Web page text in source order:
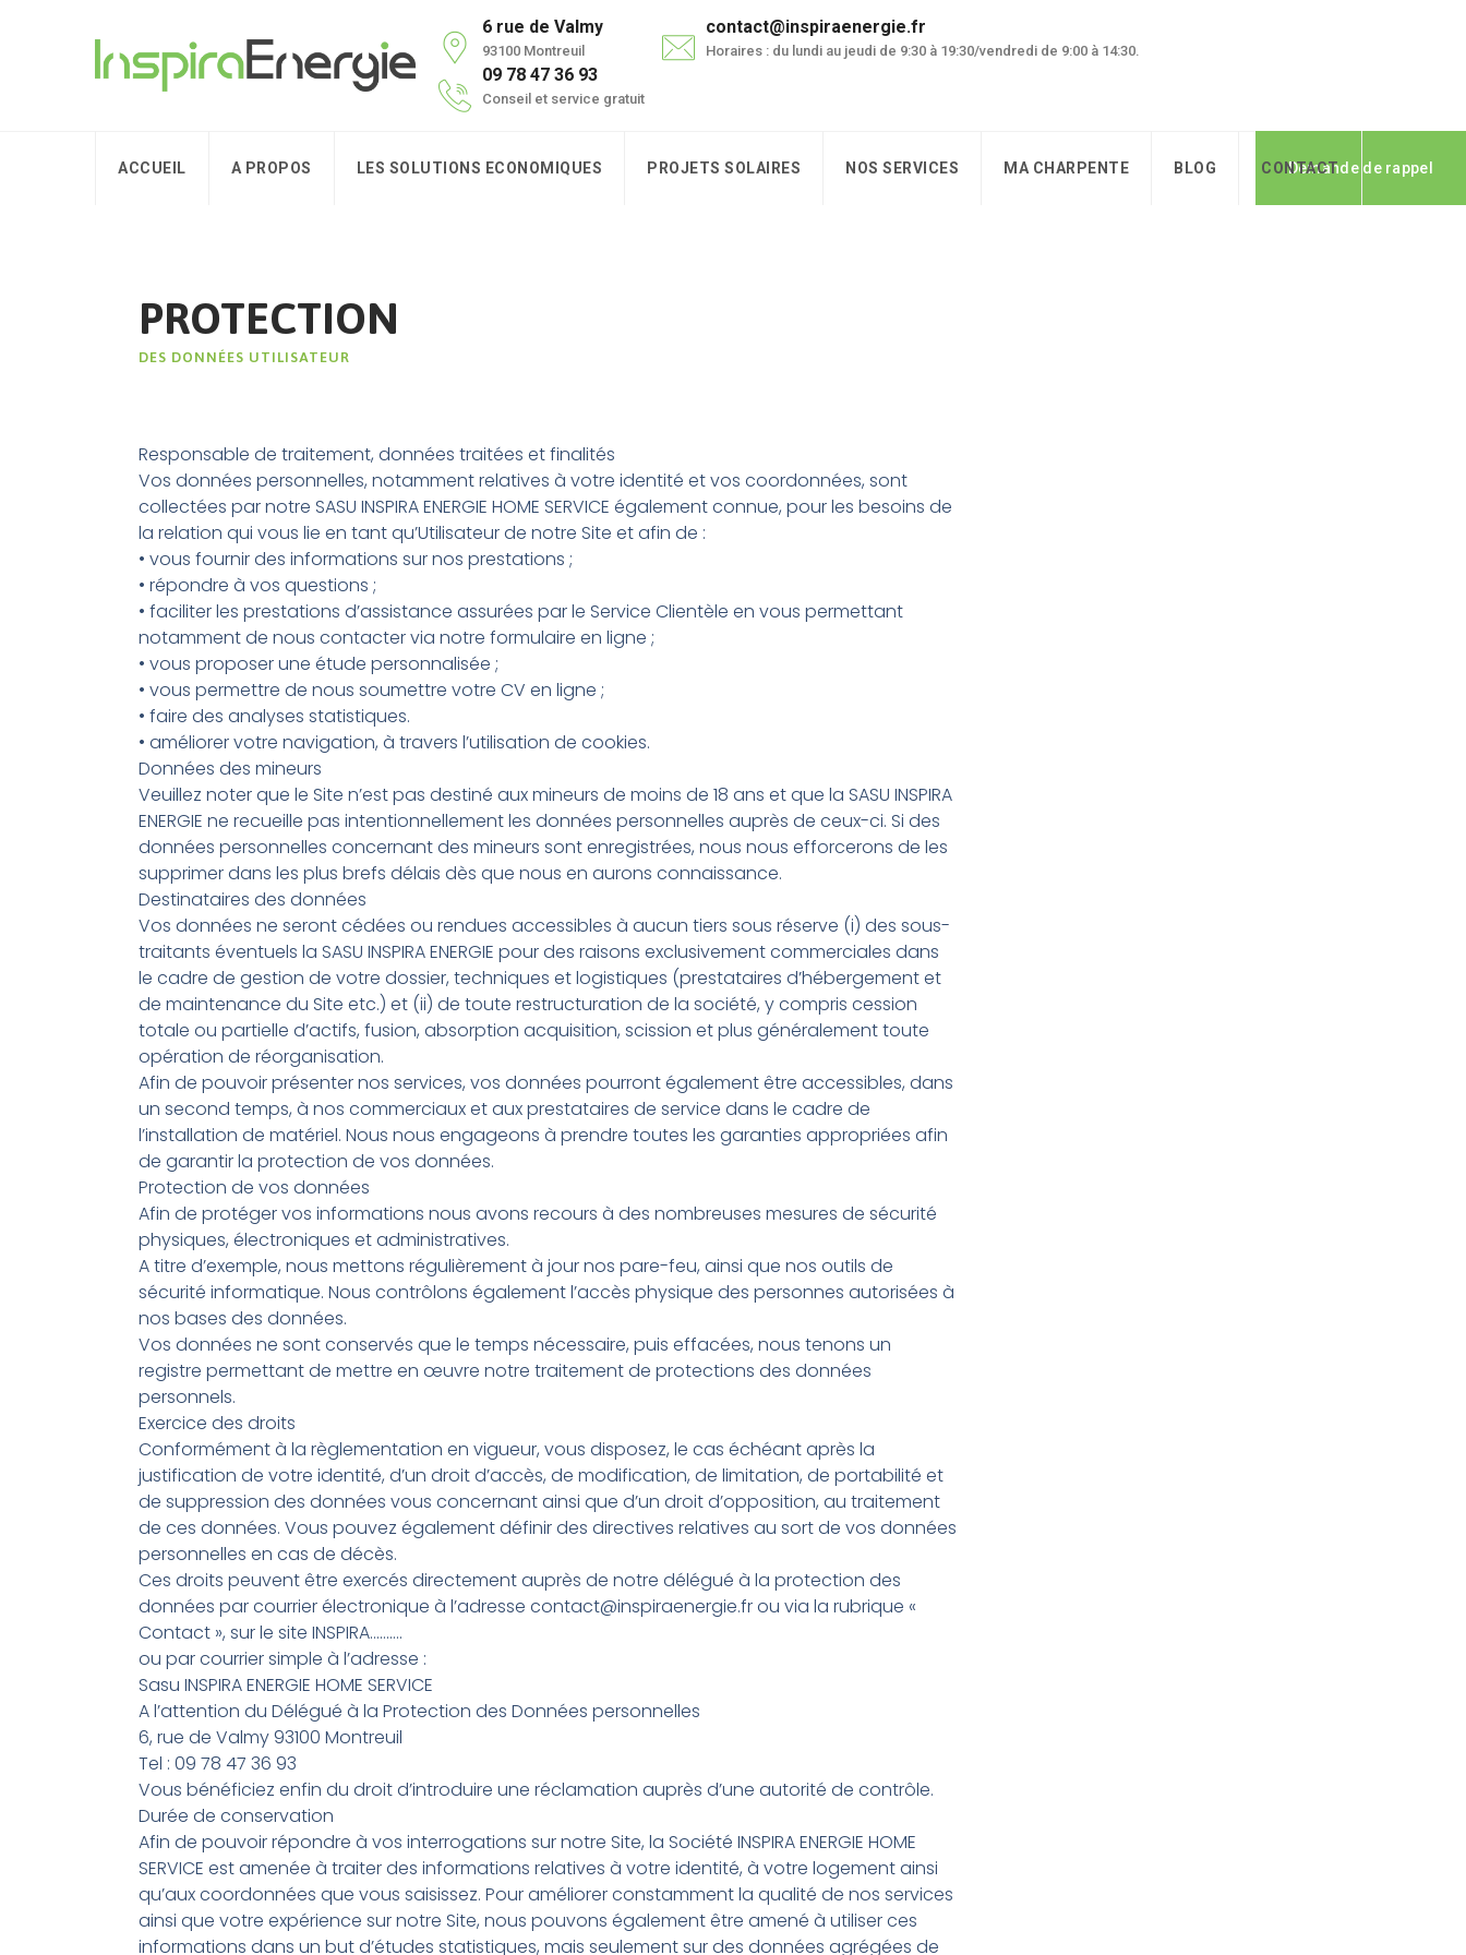
6 rue de Valmy
93100 Montreuil
contact@inspiraenergie.fr
Horaires : du lundi au jeudi de 9:30 à 19:30/vendredi de 9:00 à 14:30.
09 78 47 36 93
Conseil et service gratuit
ACCUEIL A PROPOS LES SOLUTIONS ECONOMIQUES PROJETS SOLAIRES NOS SERVICES MA CHARPENTE BLOG CONTACT
Demande de rappel
PROTECTION
DES DONNÉES UTILISATEUR
Responsable de traitement, données traitées et finalités
Vos données personnelles, notamment relatives à votre identité et vos coordonnées, sont
collectées par notre SASU INSPIRA ENERGIE HOME SERVICE également connue, pour les besoins de
la relation qui vous lie en tant qu’Utilisateur de notre Site et afin de :
• vous fournir des informations sur nos prestations ;
• répondre à vos questions ;
• faciliter les prestations d’assistance assurées par le Service Clientèle en vous permettant
notamment de nous contacter via notre formulaire en ligne ;
• vous proposer une étude personnalisée ;
• vous permettre de nous soumettre votre CV en ligne ;
• faire des analyses statistiques.
• améliorer votre navigation, à travers l’utilisation de cookies.
Données des mineurs
Veuillez noter que le Site n’est pas destiné aux mineurs de moins de 18 ans et que la SASU INSPIRA
ENERGIE ne recueille pas intentionnellement les données personnelles auprès de ceux-ci. Si des
données personnelles concernant des mineurs sont enregistrées, nous nous efforcerons de les
supprimer dans les plus brefs délais dès que nous en aurons connaissance.
Destinataires des données
Vos données ne seront cédées ou rendues accessibles à aucun tiers sous réserve (i) des sous-
traitants éventuels la SASU INSPIRA ENERGIE pour des raisons exclusivement commerciales dans
le cadre de gestion de votre dossier, techniques et logistiques (prestataires d’hébergement et
de maintenance du Site etc.) et (ii) de toute restructuration de la société, y compris cession
totale ou partielle d’actifs, fusion, absorption acquisition, scission et plus généralement toute
opération de réorganisation.
Afin de pouvoir présenter nos services, vos données pourront également être accessibles, dans
un second temps, à nos commerciaux et aux prestataires de service dans le cadre de
l’installation de matériel. Nous nous engageons à prendre toutes les garanties appropriées afin
de garantir la protection de vos données.
Protection de vos données
Afin de protéger vos informations nous avons recours à des nombreuses mesures de sécurité
physiques, électroniques et administratives.
A titre d’exemple, nous mettons régulièrement à jour nos pare-feu, ainsi que nos outils de
sécurité informatique. Nous contrôlons également l’accès physique des personnes autorisées à
nos bases des données.
Vos données ne sont conservés que le temps nécessaire, puis effacées, nous tenons un
registre permettant de mettre en œuvre notre traitement de protections des données
personnels.
Exercice des droits
Conformément à la règlementation en vigueur, vous disposez, le cas échéant après la
justification de votre identité, d’un droit d’accès, de modification, de limitation, de portabilité et
de suppression des données vous concernant ainsi que d’un droit d’opposition, au traitement
de ces données. Vous pouvez également définir des directives relatives au sort de vos données
personnelles en cas de décès.
Ces droits peuvent être exercés directement auprès de notre délégué à la protection des
données par courrier électronique à l’adresse contact@inspiraenergie.fr ou via la rubrique «
Contact », sur le site INSPIRA……….
ou par courrier simple à l’adresse :
Sasu INSPIRA ENERGIE HOME SERVICE
A l’attention du Délégué à la Protection des Données personnelles
6, rue de Valmy 93100 Montreuil
Tel : 09 78 47 36 93
Vous bénéficiez enfin du droit d’introduire une réclamation auprès d’une autorité de contrôle.
Durée de conservation
Afin de pouvoir répondre à vos interrogations sur notre Site, la Société INSPIRA ENERGIE HOME
SERVICE est amenée à traiter des informations relatives à votre identité, à votre logement ainsi
qu’aux coordonnées que vous saisissez. Pour améliorer constamment la qualité de nos services
ainsi que votre expérience sur notre Site, nous pouvons également être amené à utiliser ces
informations dans un but d’études statistiques, mais seulement sur des données agrégées de